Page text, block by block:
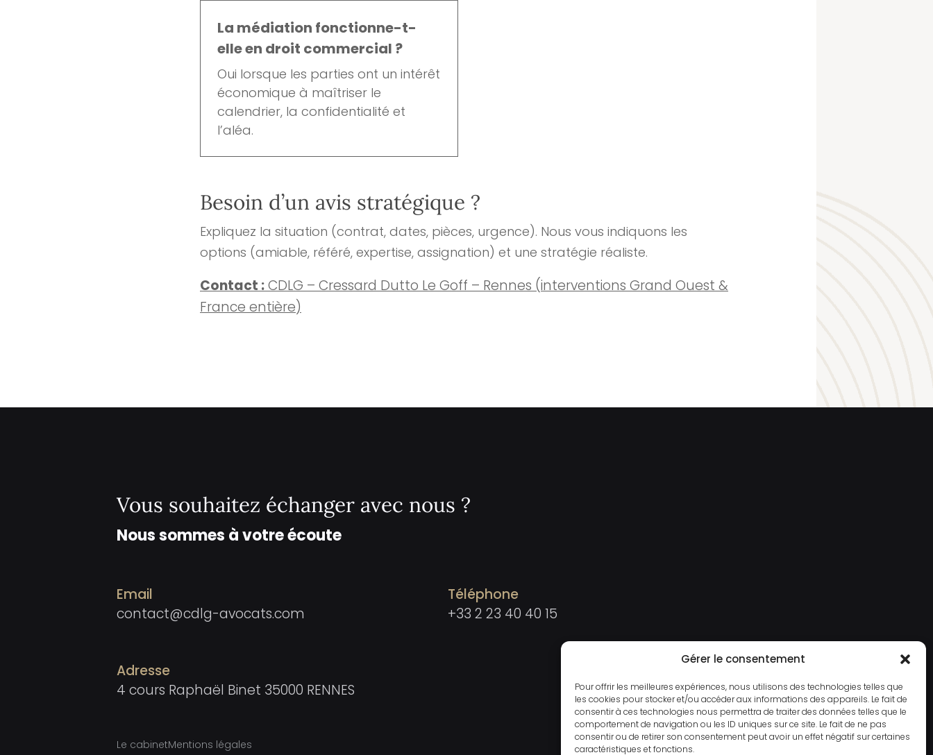
Gérer le consentement
Pour offrir les meilleures expériences, nous utilisons des technologies telles que
les cookies pour stocker et/ou accéder aux informations des appareils. Le fait de
consentir à ces technologies nous permettra de traiter des données telles que le
comportement de navigation ou les ID uniques sur ce site. Le fait de ne pas
consentir ou de retirer son consentement peut avoir un effet négatif sur certaines
caractéristiques et fonctions.
La médiation fonctionne-t-
elle en droit commercial ?
Oui lorsque les parties ont un intérêt
économique à maîtriser le
calendrier, la confidentialité et
l’aléa.
Besoin d’un avis stratégique ?
Expliquez la situation (contrat, dates, pièces, urgence). Nous vous indiquons les
options (amiable, référé, expertise, assignation) et une stratégie réaliste.
Contact :CDLG – Cressard Dutto Le Goff – Rennes (interventions Grand Ouest &
France entière)
Vous souhaitez échanger avec nous ?
Nous sommes à votre écoute
Email
contact@cdlg-avocats.com
Téléphone
+33 2 23 40 40 15
Adresse
4 cours Raphaël Binet 35000 RENNES
Le cabinetMentions légales